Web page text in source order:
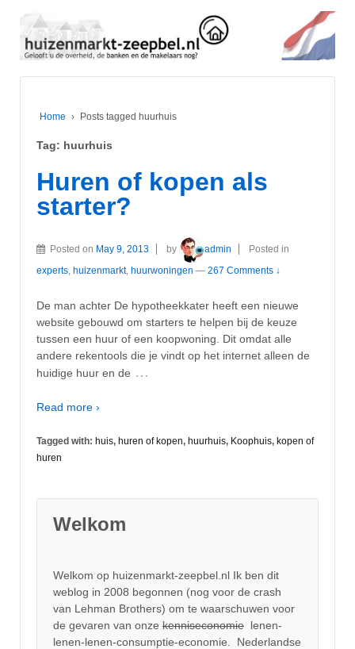
Home › Posts tagged huurhuis
Tag: huurhuis
Huren of kopen als
starter?
Posted on May 9, 2013 by admin
Posted in
experts, huizenmarkt, huurwoningen — 267 Comments ↓
De man achter De hypotheekkater heeft een nieuwe
website gebouwd om starters te helpen bij de keuze
tussen een huur of een koopwoning. Dit omdat alle
andere rekentools die je vindt op het internet alleen de
huidige huur en de …
Read more ›
Tagged with: huis, huren of kopen, huurhuis, Koophuis, kopen of
huren
Welkom
Welkom op huizenmarkt-zeepbel.nl Ik ben dit
weblog in 2008 begonnen (nog voor de crash
van Lehman Brothers) om te waarschuwen voor
de gevaren van onze kenniseconomie lenen-
lenen-lenen-consumptie-economie. Nederlandse